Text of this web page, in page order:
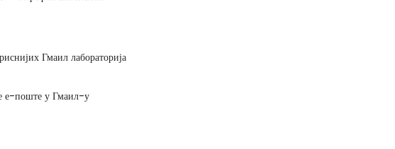
Гмаил лабораторија
е-поште у Гмаил-у